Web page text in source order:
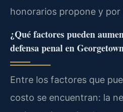
honorarios propone y por
¿Qué factores pueden
defensa penal en
Entre los factores que
costo se encuentran: la